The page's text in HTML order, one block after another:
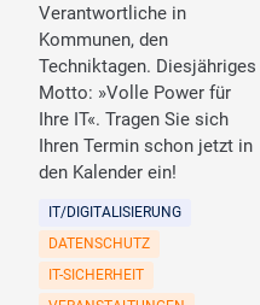
Verantwortliche in
Kommunen, den
Techniktagen. Diesjähriges
Motto: »Volle Power für
Ihre IT«. Tragen Sie sich
Ihren Termin schon jetzt in
den Kalender ein!
IT/DIGITALISIERUNG
DATENSCHUTZ
IT-SICHERHEIT